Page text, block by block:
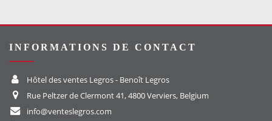
INFORMATIONS DE CONTACT
Hôtel des ventes Legros - Benoît Legros
Rue Peltzer de Clermont 41, 4800 Verviers, Belgium
info@venteslegros.com